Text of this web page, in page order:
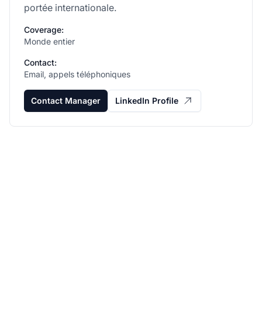
portée internationale.
Coverage:
Monde entier
Contact:
Email, appels téléphoniques
Contact Manager LinkedIn Profile